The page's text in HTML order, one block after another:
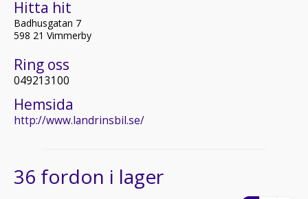
Hitta hit
Badhusgatan 7
598 21 Vimmerby
Ring oss
049213100
Hemsida
http://www.landrinsbil.se/
36 fordon i lager